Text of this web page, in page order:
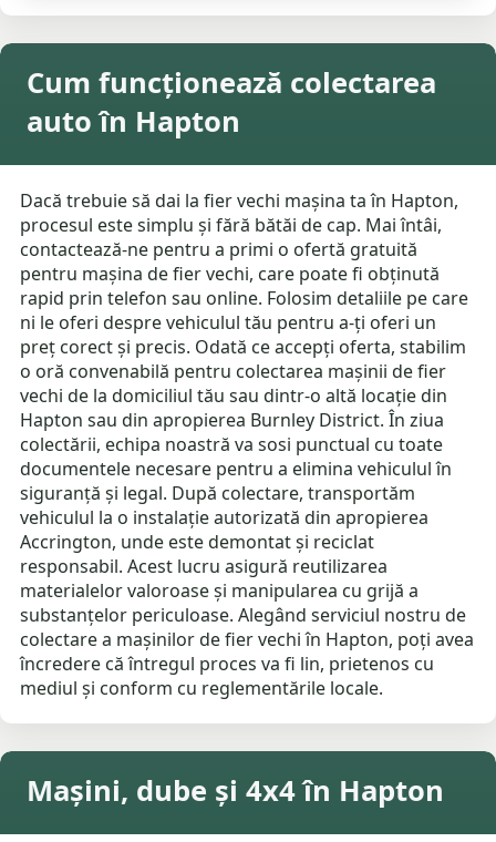
Cum funcționează colectarea
auto în Hapton
Dacă trebuie să dai la fier vechi mașina ta în Hapton,
procesul este simplu și fără bătăi de cap. Mai întâi,
contactează-ne pentru a primi o ofertă gratuită
pentru mașina de fier vechi, care poate fi obținută
rapid prin telefon sau online. Folosim detaliile pe care
ni le oferi despre vehiculul tău pentru a-ți oferi un
preț corect și precis. Odată ce accepți oferta, stabilim
o oră convenabilă pentru colectarea mașinii de fier
vechi de la domiciliul tău sau dintr-o altă locație din
Hapton sau din apropierea Burnley District. În ziua
colectării, echipa noastră va sosi punctual cu toate
documentele necesare pentru a elimina vehiculul în
siguranță și legal. După colectare, transportăm
vehiculul la o instalație autorizată din apropierea
Accrington, unde este demontat și reciclat
responsabil. Acest lucru asigură reutilizarea
materialelor valoroase și manipularea cu grijă a
substanțelor periculoase. Alegând serviciul nostru de
colectare a mașinilor de fier vechi în Hapton, poți avea
încredere că întregul proces va fi lin, prietenos cu
mediul și conform cu reglementările locale.
Mașini, dube și 4x4 în Hapton